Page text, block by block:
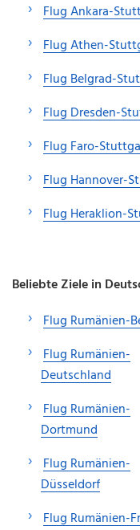
Flug Ankara-
Flug Athen-
Flug Belgrad-
Flug Dresden-
Flug Faro-
Flug Hannover-
Flug Heraklion-
Beliebte Ziele in
Flug Rumänien-
Flug Rumänien-
Deutschland
Flug Rumänien-
Dortmund
Flug Rumänien-
Düsseldorf
Flug Rumänien-